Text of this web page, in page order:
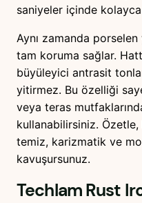
saniyeler içinde
Aynı zamanda porselen
tam koruma sağlar.
büyüleyici antrasit
yitirmez. Bu özelliği
veya teras
kullanabilirsiniz.
temiz, karizmatik ve
kavuşursunuz.
Techlam Rust